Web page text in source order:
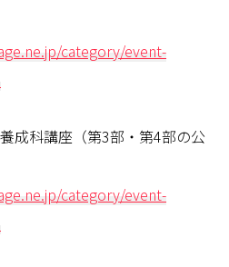
category/event-
成科講座（第3部・第4部の公
category/event-